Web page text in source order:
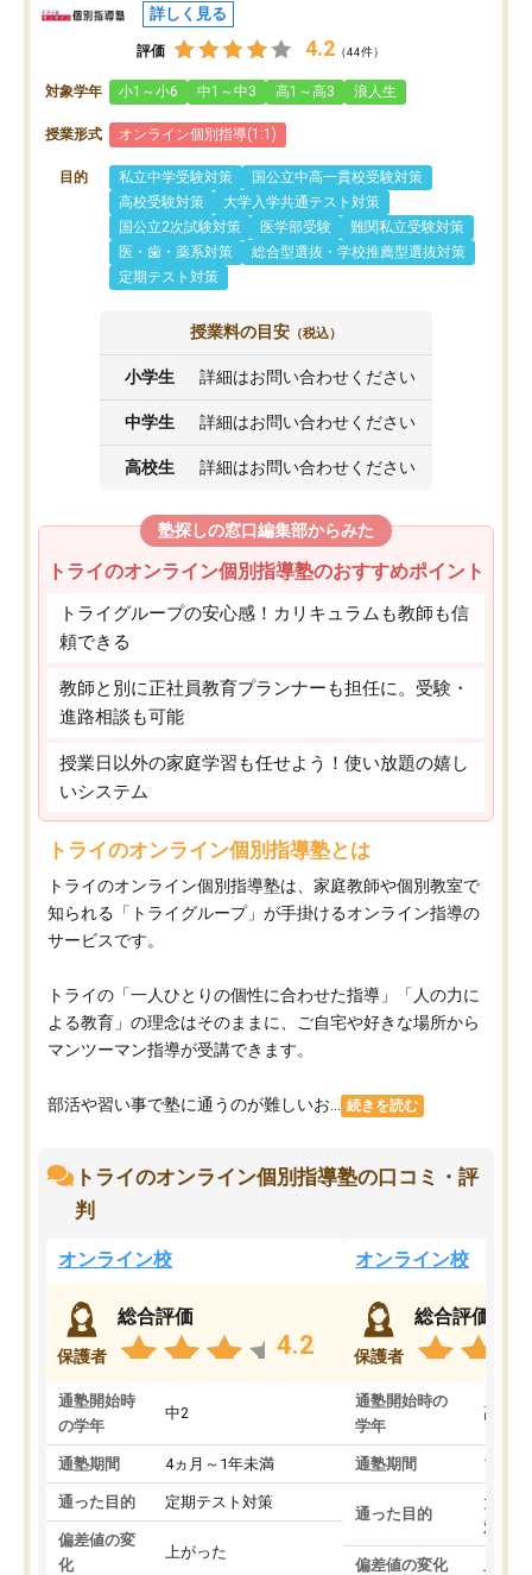
詳しく見る
評価 4.2 （44件）
対象学年 小1～小6 中1～中3 高1～高3 浪人生
授業形式 オンライン個別指導(1:1)
目的 私立中学受験対策
国公立中高一貫校受験対策
高校受験対策
大学入学共通テスト対策
国公立2次試験対策
医学部受験
難関私立受験対策
医・歯・薬系対策
総合型選抜・学校推薦型選抜対策
定期テスト対策
授業料の目安 （税込）
小学生 詳細はお問い合わせください
中学生 詳細はお問い合わせください
高校生 詳細はお問い合わせください
塾探しの窓口編集部からみた
トライのオンライン個別指導塾のおすすめポイント
トライグループの安心感！カリキュラムも教師も信
頼できる
教師と別に正社員教育プランナーも担任に。受験・
進路相談も可能
授業日以外の家庭学習も任せよう！使い放題の嬉し
いシステム
トライのオンライン個別指導塾とは
トライのオンライン個別指導塾は、家庭教師や個別教室で
知られる「トライグループ」が手掛けるオンライン指導の
サービスです。
トライの「一人ひとりの個性に合わせた指導」「人の力に
よる教育」の理念はそのままに、ご自宅や好きな場所から
マンツーマン指導が受講できます。
部活や習い事で塾に通うのが難しいお... 続きを読む
トライのオンライン個別指導塾の口コミ・評
判
オンライン校
保護者
総合評価
4.2
通塾開始時
の学年
中2
通塾期間 4ヵ月～1年未満
通った目的 定期テスト対策
偏差値の変
化
上がった
オンライン校
保護者
総合評価
通塾開始時の
学年
高3
通塾期間 1～3
通った目的
大学
対策
偏差値の変化